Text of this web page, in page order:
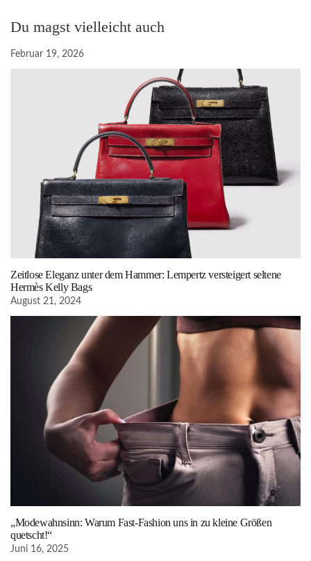
Du magst vielleicht auch
Februar 19, 2026
Zeitlose Eleganz unter dem Hammer: Lempertz versteigert seltene
Hermès Kelly Bags
August 21, 2024
„Modewahnsinn: Warum Fast-Fashion uns in zu kleine Größen
quetscht!“
Juni 16, 2025